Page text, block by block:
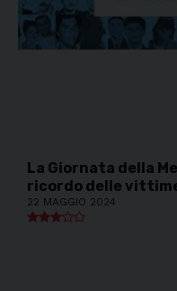
La Giornata della
ricordo delle
22 MAGGIO 2024